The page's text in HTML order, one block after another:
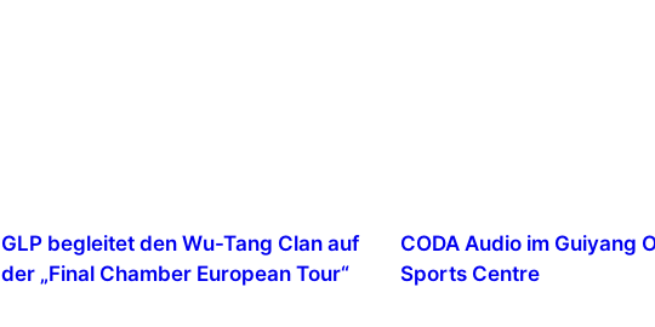
GLP begleitet den Wu-Tang Clan auf
der „Final Chamber European Tour“
CODA Audio im Guiyang
Sports Centre